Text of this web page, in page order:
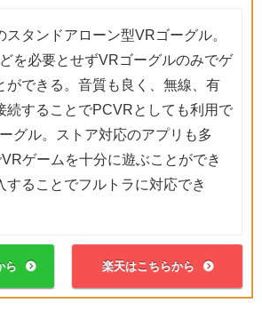
スタンドアローン型VRゴーグル。
を必要とせずVRゴーグルのみでゲ
ができる。音質も良く、無線、有
続することでPCVRとしても利用で
グル。ストア対応のアプリも多
ゲームを十分に遊ぶことができ
することでフルトラに対応でき
ら 楽天はこちらから